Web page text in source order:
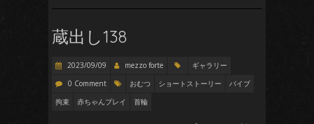
蔵出し138
2023/09/09 mezzo forte
ギャラリー
0 Comment
おむつ ショートストーリー
バイブ
拘束
赤ちゃんプレイ 首輪